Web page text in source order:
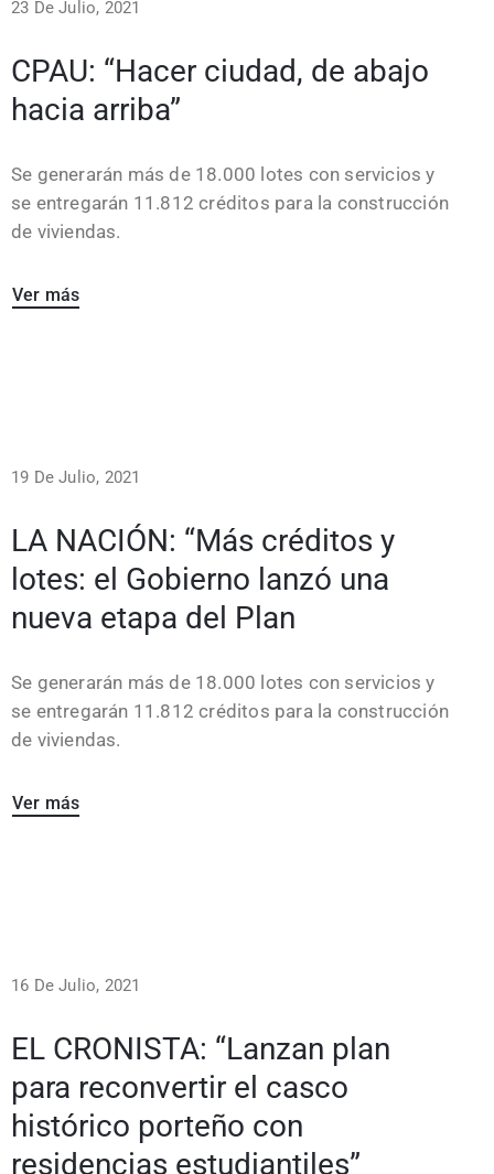
23 De Julio, 2021
CPAU: “Hacer ciudad, de abajo
hacia arriba”
Se generarán más de 18.000 lotes con servicios y
se entregarán 11.812 créditos para la construcción
de viviendas.
Ver más
19 De Julio, 2021
LA NACIÓN: “Más créditos y
lotes: el Gobierno lanzó una
nueva etapa del Plan
Se generarán más de 18.000 lotes con servicios y
se entregarán 11.812 créditos para la construcción
de viviendas.
Ver más
16 De Julio, 2021
EL CRONISTA: “Lanzan plan
para reconvertir el casco
histórico porteño con
residencias estudiantiles”